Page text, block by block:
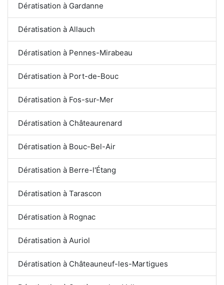
Dératisation à Gardanne
Dératisation à Allauch
Dératisation à Pennes-Mirabeau
Dératisation à Port-de-Bouc
Dératisation à Fos-sur-Mer
Dératisation à Châteaurenard
Dératisation à Bouc-Bel-Air
Dératisation à Berre-l'Étang
Dératisation à Tarascon
Dératisation à Rognac
Dératisation à Auriol
Dératisation à Châteauneuf-les-Martigues